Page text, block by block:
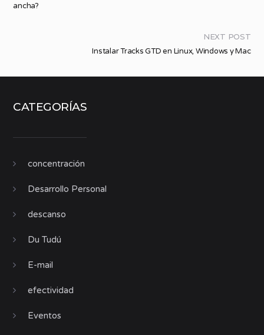
ancha?
NEXT POST
Instalar Tracks GTD en Linux, Windows y Mac
CATEGORÍAS
concentración
Desarrollo Personal
descanso
Du Tudú
E-mail
efectividad
Eventos